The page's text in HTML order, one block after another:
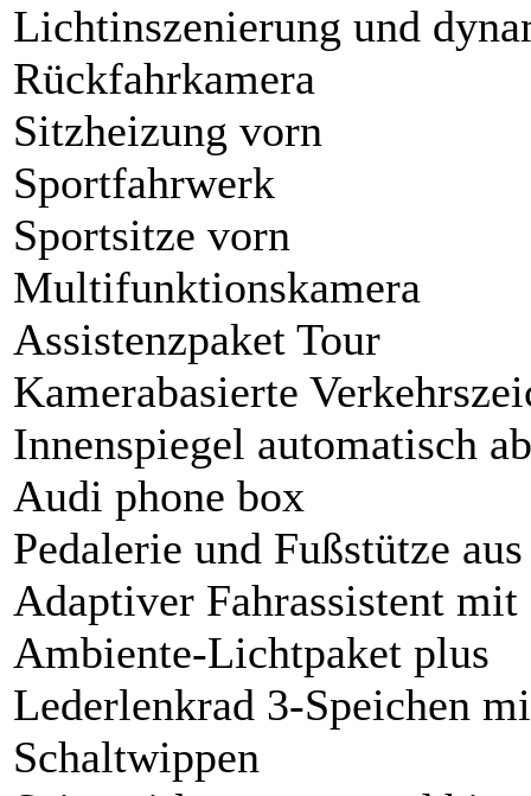
Lichtinszenierung und
Rückfahrkamera
Sitzheizung vorn
Sportfahrwerk
Sportsitze vorn
Multifunktionskamera
Assistenzpaket Tour
Kamerabasierte
Innenspiegel automatisch
Audi phone box
Pedalerie und Fußstütze
Adaptiver Fahrassistent
Ambiente-Lichtpaket plus
Lederlenkrad 3-Speichen
Schaltwippen